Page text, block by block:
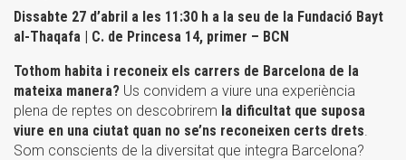
Dissabte 27 d’abril a les 11:30 h a la seu de la Fundació Bayt
al-Thaqafa | C. de Princesa 14, primer – BCN
Tothom habita i reconeix els carrers de Barcelona de la
mateixa manera? Us convidem a viure una experiència
plena de reptes on descobrirem la dificultat que suposa
viure en una ciutat quan no se’ns reconeixen certs drets.
Som conscients de la diversitat que integra Barcelona?